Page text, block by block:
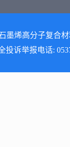
烯高分子复合
投诉举报电话: